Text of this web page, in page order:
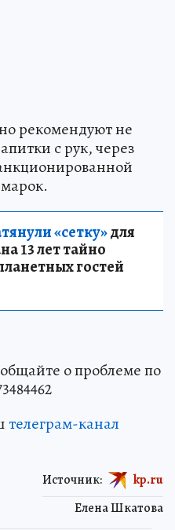
рекомендуют не
с рук, через
«сетку»для
13 лет тайно
гостей
о проблеме по
телеграм-канал
Елена Шкатова
Источник: kp.ru